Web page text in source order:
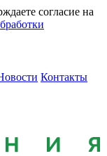
согласие на
Контакты